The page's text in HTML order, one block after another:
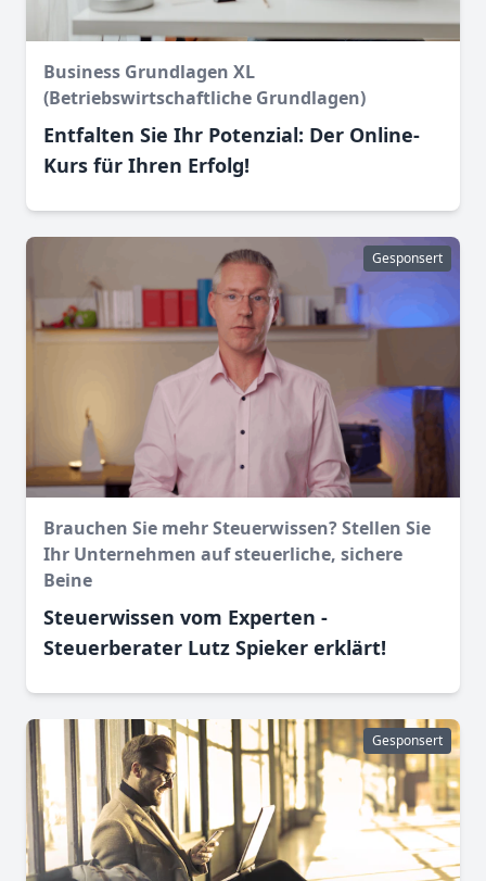
Business Grundlagen XL
(Betriebswirtschaftliche Grundlagen)
Entfalten Sie Ihr Potenzial: Der Online-
Kurs für Ihren Erfolg!
Gesponsert
Brauchen Sie mehr Steuerwissen? Stellen Sie
Ihr Unternehmen auf steuerliche, sichere
Beine
Steuerwissen vom Experten -
Steuerberater Lutz Spieker erklärt!
Gesponsert